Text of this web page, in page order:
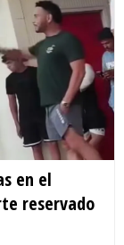
en el
reservado